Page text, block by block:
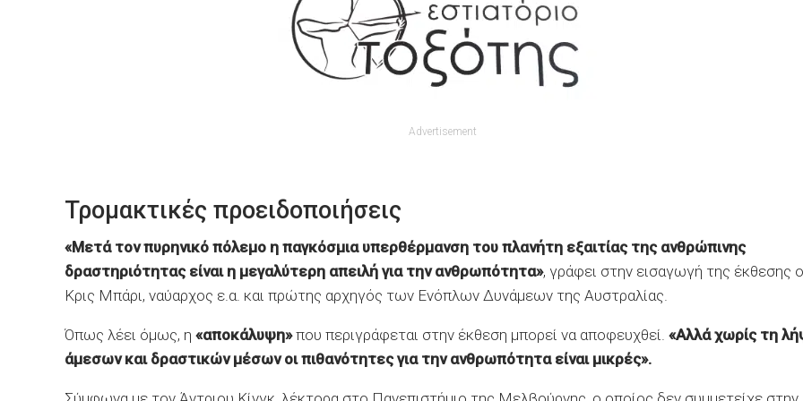
Advertisement
Τρομακτικές προειδοποιήσεις
«Μετά τον πυρηνικό πόλεμο η παγκόσμια υπερθέρμανση του πλανήτη εξαιτίας της ανθρώπινης
δραστηριότητας είναι η μεγαλύτερη απειλή για την ανθρωπότητα», γράφει στην εισαγωγή της έκθεσης ο
Κρις Μπάρι, ναύαρχος ε.α. και πρώτης αρχηγός των Ενόπλων Δυνάμεων της Αυστραλίας.
Όπως λέει όμως, η «αποκάλυψη»που περιγράφεται στην έκθεση μπορεί να αποφευχθεί. «Αλλά χωρίς τη
άμεσων και δραστικών μέσων οι πιθανότητες για την ανθρωπότητα είναι μικρές».